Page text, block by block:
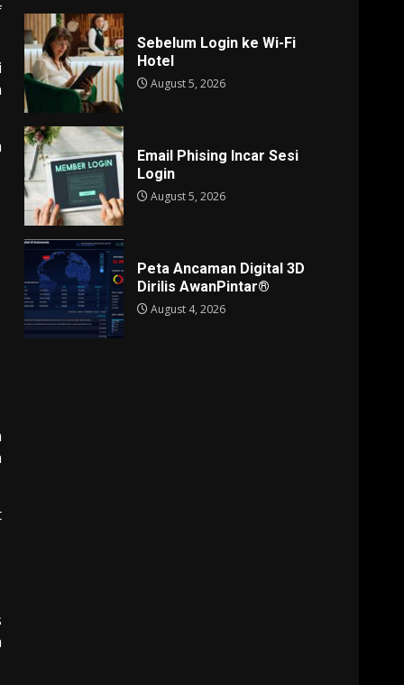
Sebelum Login ke Wi-Fi
Hotel
August 5, 2026
Email Phising Incar Sesi
Login
August 5, 2026
Peta Ancaman Digital 3D
Dirilis AwanPintar®
August 4, 2026